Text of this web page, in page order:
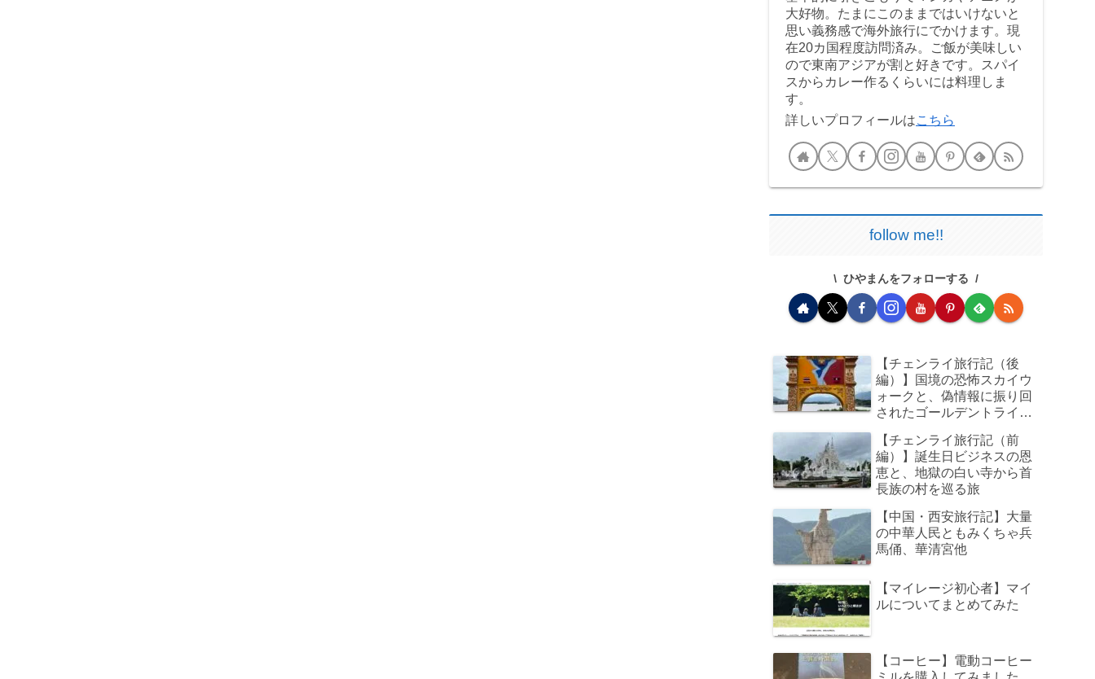
大好物。たまにこのままではいけないと
思い義務感で海外旅行にでかけます。現
在20カ国程度訪問済み。ご飯が美味しい
ので東南アジアが割と好きです。スパイ
スからカレー作るくらいには料理しま
す。
詳しいプロフィールはこちら
follow me!!
ひやまんをフォローする
【チェンライ旅行記（後
編）】国境の恐怖スカイウ
ォークと、偽情報に振り回
されたゴールデントライア
ネスクラスで足元の狭さに
咽び泣く旅
【チェンライ旅行記（前
編）】誕生日ビジネスの恩
恵と、地獄の白い寺から首
長族の村を巡る旅
【中国・西安旅行記】大量
の中華人民ともみくちゃ兵
馬俑、華清宮他
【マイレージ初心者】マイ
ルについてまとめてみた
【コーヒー】電動コーヒー